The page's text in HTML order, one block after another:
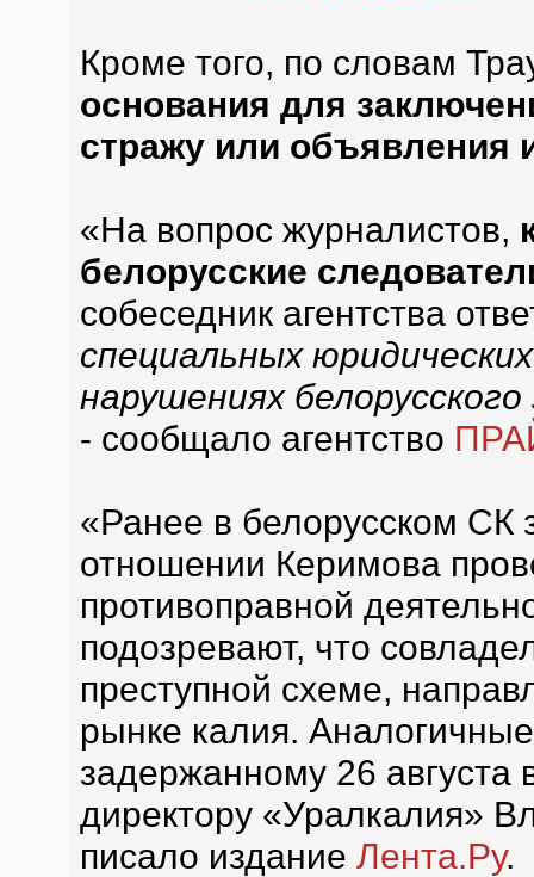
Кроме того, по словам
основания для
стражу или объявления
«На вопрос журналистов,
белорусские
собеседник агентства
специальных
нарушениях
- сообщало агентство
«Ранее в белорусском СК
отношении Керимова
противоправной
подозревают, что
преступной схеме,
рынке калия.
задержанному 26 августа
директору «Уралкалия»
писало издание Лента.Ру.